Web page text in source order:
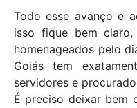
Todo esse avanço e
isso fique bem
homenageados pelo
Goiás tem
servidores e
É preciso deixar bem